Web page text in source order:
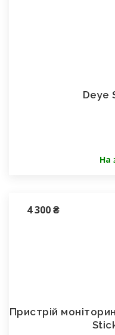
Deye
На
Пристрій
4 300₴